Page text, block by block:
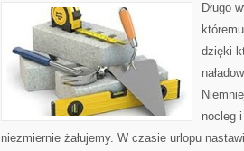
Długo
dzięki
nocleg
niezmiernie żałujemy. W czasie urlopu